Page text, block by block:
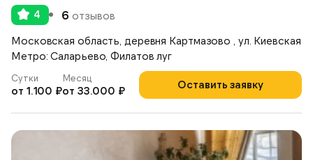
4 6 отзывов
Московская область, деревня Картмазово , ул. Киевская
Метро: Саларьево, Филатов луг
Оставить заявку
Сутки
от 1.100 ₽
Месяц
от 33.000 ₽